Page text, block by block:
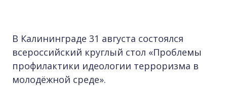
В Калининграде 31 августа состоялся
всероссийский круглый стол «Проблемы
профилактики идеологии терроризма в
молодёжной среде».